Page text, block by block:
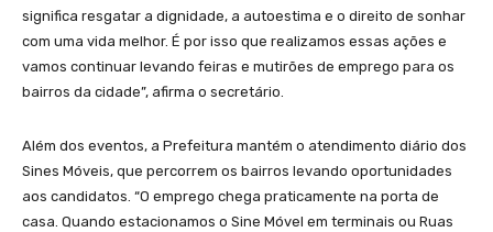
significa resgatar a dignidade, a autoestima e o direito de sonhar
com uma vida melhor. É por isso que realizamos essas ações e
vamos continuar levando feiras e mutirões de emprego para os
bairros da cidade”, afirma o secretário.
Além dos eventos, a Prefeitura mantém o atendimento diário dos
Sines Móveis, que percorrem os bairros levando oportunidades
aos candidatos. “O emprego chega praticamente na porta de
casa. Quando estacionamos o Sine Móvel em terminais ou Ruas